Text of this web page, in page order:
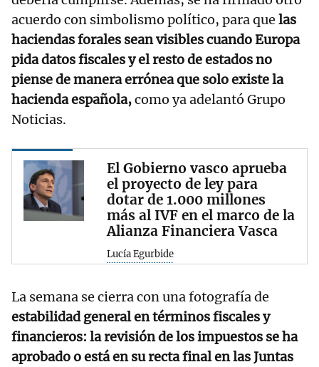
acuerdo con simbolismo político, para que las
haciendas forales sean visibles cuando Europa
pida datos fiscales y el resto de estados no
piense de manera errónea que solo existe la
hacienda española,como ya adelantó Grupo
Noticias.
El Gobierno vasco aprueba
el proyecto de ley para
dotar de 1.000 millones
más al IVF en el marco de la
Alianza Financiera Vasca
Lucía Egurbide
La semana se cierra con una fotografía de
estabilidad general en términos fiscales y
financieros: la revisión de los impuestos se ha
aprobado o está en su recta final en las Juntas